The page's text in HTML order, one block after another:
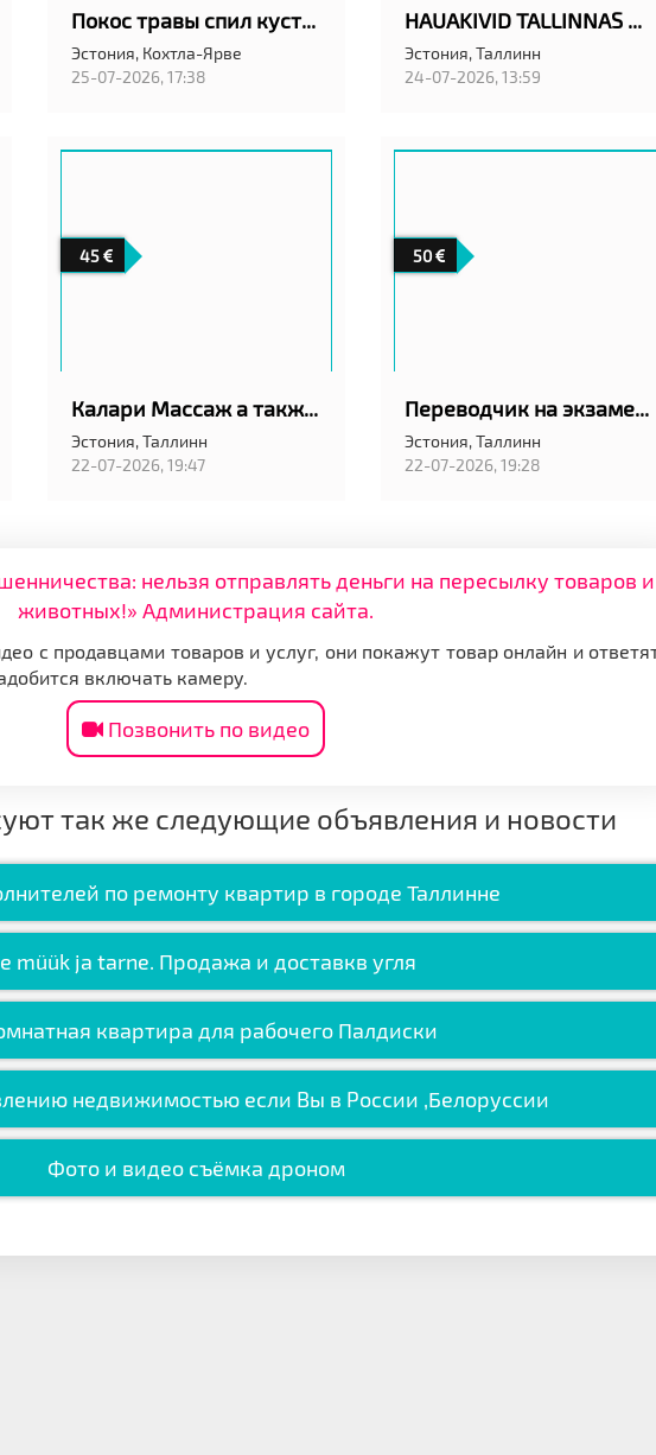
Покос травы спил кустов
Эстония, Кохтла-Ярве
25-07-2026, 17:38
HAUAKIVID TALLINNAS ANUBIS EESTI OÜ
Эстония,Таллинн
24-07-2026, 13:59
45
Калари Массаж а также классический шведский
Эстония,Таллинн
22-07-2026, 19:47
50
Переводчик на экзамен в АРК в Таллинн
Эстония,Таллинн
22-07-2026, 19:28
нельзя отправлять деньги на пересылку товаров и
животных!» Администрация сайта.
с продавцами товаров и услуг, они покажут товар онлайн и
включать камеру.
Позвонить по видео
так же следующие объявления и новости
по ремонту квартир в городе Таллинне
müük ja tarne. Продажа и доставкв угля
квартира для рабочего Палдиски
недвижимостью если Вы в России ,Белоруссии
Фото и видео съёмка дроном